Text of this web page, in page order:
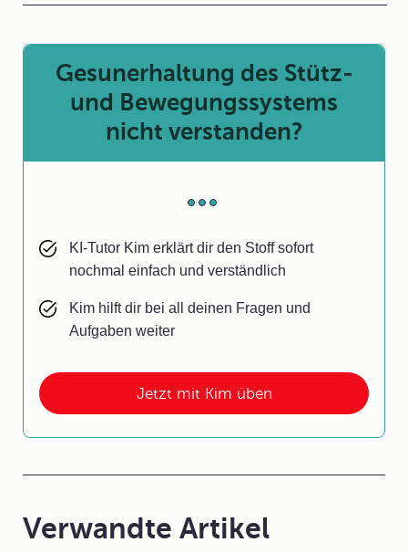
Jetzt mit Kim üben
Gesunerhaltung des Stütz-
und Bewegungssystems
nicht verstanden?
KI-Tutor Kim erklärt dir den Stoff sofort
nochmal einfach und verständlich
Kim hilft dir bei all deinen Fragen und
Aufgaben weiter
Verwandte Artikel